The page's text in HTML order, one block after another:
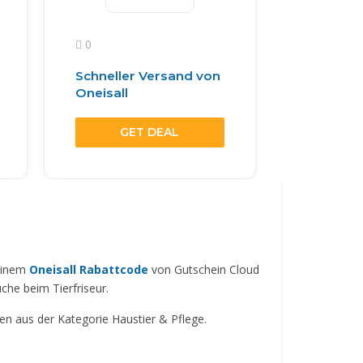
0
Schneller Versand von
Oneisall
GET DEAL
Oneisall Rabattcode von Gutschein Cloud
beim Tierfriseur.
aus der Kategorie Haustier & Pflege.